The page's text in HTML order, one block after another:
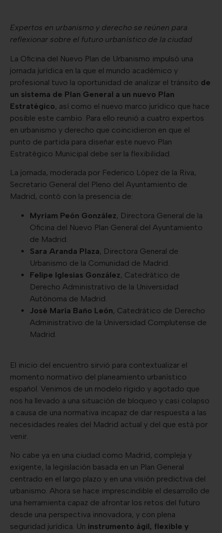
Expertos en urbanismo y derecho se reúnen para
reflexionar sobre el futuro urbanístico de la ciudad
La Oficina del Nuevo Plan de Urbanismo impulsó una
jornada jurídica en la que el mundo académico y
profesional tuvo la oportunidad de analizar el tránsito de
un sistema de Plan General a un nuevo Plan
Estratégico, así como el nuevo marco jurídico que hace
posible este cambio. Para ello reunió a cuatro expertos
en urbanismo y derecho que coincidieron en que el
punto de partida para diseñar este nuevo Plan
Estratégico Municipal debe ser la flexibilidad.
La jornada, moderada por Federico López de la Riva,
Secretario General del Pleno del Ayuntamiento de
Madrid, contó con la presencia de:
Myriam Peón González, Directora General de la
Oficina del Nuevo Plan General del Ayuntamiento
de Madrid.
Sara Aranda Plaza, Directora General de
Urbanismo de la Comunidad de Madrid.
Felipe Iglesias González, Catedrático de
Derecho Administrativo de la Universidad
Autónoma de Madrid.
José María Baño León, Catedrático de Derecho
Administrativo de la Universidad Complutense de
Madrid.
El inicio del encuentro sirvió para contextualizar el
momento normativo del planeamiento urbanístico
español. Venimos de un modelo rígido y agotado que
nos ha llevado a una situación de bloqueo y casi colapso
a causa de una normativa incapaz de dar respuesta a las
necesidades reales del Madrid actual y del que está por
venir.
No cabe ya en una ciudad como Madrid, compleja y
exigente, la legislación basada en un Plan General
centrado en el largo plazo y en una visión predictiva del
urbanismo. Ahora se hace imprescindible el desarrollo de
una herramienta capaz de afrontar los retos del futuro
desde una perspectiva innovadora, y con plena
seguridad jurídica. Un instrumento ágil, flexible y